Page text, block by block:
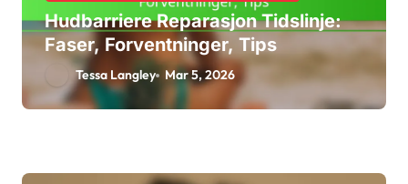
Hudbarriere Reparasjon Tidslinje:
Faser, Forventninger, Tips
Tessa Langley Mar 5, 2026